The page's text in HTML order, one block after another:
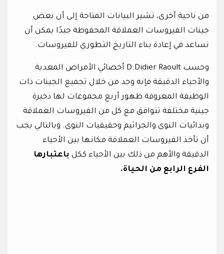
من ناحية أخرى، تشير البيانات المتاحة إلى أن بعض
جينات الفيروسات العملاقة المحفوظة جيدًا يمكن أن
تساعد في إعادة بناء التاريخ التطوري للفيروسات.
وحسب D.Didier Raoult أخصائي الأمراض المعدية
والأحياء الدقيقة فإنه وجد من خلال تجميع الجينات ذات
الوظيفة المعروفة ظهور أربع مجموعات لها ذخيرة
جينية مختلفة تتوافق مع كل من الفيروسات العملاقة
وبدائيات النوى والجراثيم وحقيقيات النوى. وبالتالي يجب
أن تأخذ الفيروسات العملاقة مكانها بين الأحياء
الدقيقة والأهم من ذلك بين الأحياء ككل باعتبارها
الفرع الرابع من الحياة.